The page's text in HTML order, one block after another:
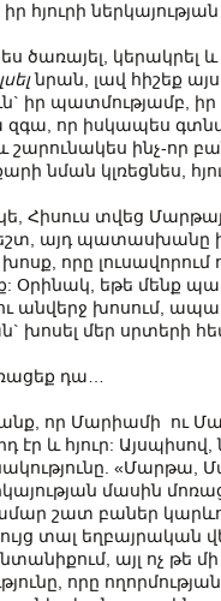
հյուրի
ծառայել, կերակրել
լսելնրան, լավ հիշեք
իր պատմությամբ,
որ իսկապես
և շարունակես ինչ-որ
նման կլռեցնես,
Հիսուս տվեց
այդ պատասխանը
խոսք, որը
Օրինակ, եթե մենք
անվերջ խոսում, ապա
խոսել մեր սրտերի
դա…
որ Մարիամի ու
էր և հյուր:
«Մարթա,
մասին
շատ բաներ
տալ եղբայրական
այլ ոչ
որը